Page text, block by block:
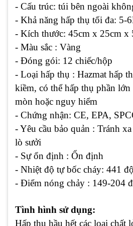
- Cấu trúc: túi bên ngoài
- Khả năng hấp thụ tối đa: 5-
- Kích thước: 45cm x 25cm
- Màu sắc : Vàng
- Đóng gói: 12 chiếc/hộp
- Loại hấp thụ : Hazmat hấp
kiềm, có thể hấp thụ phần lớn
mòn hoặc nguy hiểm
- Chứng nhận: CE, EPA,
- Yêu cầu bảo quản : Tránh
lò sưởi
- Sự ổn định : Ổn định
- Nhiệt độ tự bốc cháy: 441
- Điểm nóng chảy : 149-204
Tình hình sử dụng:
Hấp thụ hầu hết các loại chất